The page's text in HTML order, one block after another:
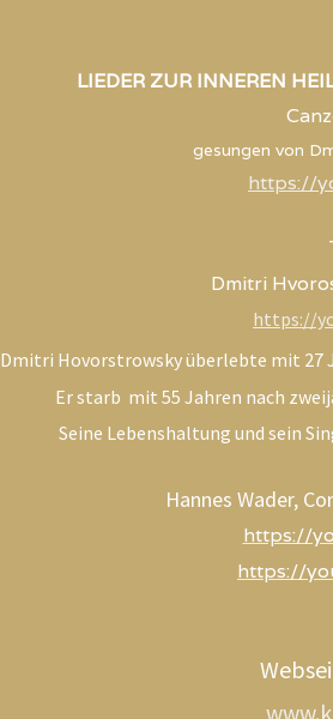
LIEDER ZUR INNEREN
gesungen von
https://
Dmitri
https://
Dmitri Hovorstrowsky überlebte mit 27
Er starb mit 55 Jahren nach
Seine Lebenshaltung und sein
Hannes Wader,
https://
https://